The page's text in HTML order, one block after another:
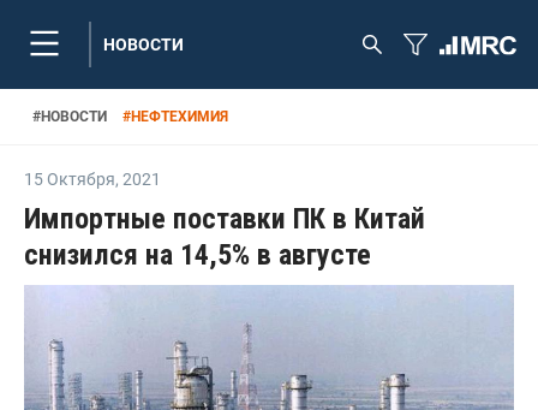
НОВОСТИ
#НОВОСТИ #НЕФТЕХИМИЯ
15 Октября, 2021
Импортные поставки ПК в Китай
снизился на 14,5% в августе